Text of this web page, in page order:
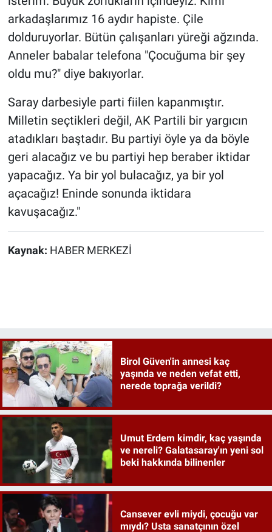
arkadaşlarımız 16 aydır hapiste. Çile
dolduruyorlar. Bütün çalışanları yüreği ağzında.
Anneler babalar telefona "Çocuğuma bir şey
oldu mu?" diye bakıyorlar.
Saray darbesiyle parti fiilen kapanmıştır.
Milletin seçtikleri değil, AK Partili bir yargıcın
atadıkları baştadır. Bu partiyi öyle ya da böyle
geri alacağız ve bu partiyi hep beraber iktidar
yapacağız. Ya bir yol bulacağız, ya bir yol
açacağız! Eninde sonunda iktidara
kavuşacağız."
Kaynak: HABER MERKEZİ
Birol Güven'in annesi kaç
yaşında ve neden vefat etti,
nerede toprağa verildi?
Umut Erdem kimdir, kaç yaşında
ve nereli? Galatasaray'ın yeni sol
beki hakkında bilinenler
Cansever evli miydi, çocuğu var
mıydı? Usta sanatçının özel